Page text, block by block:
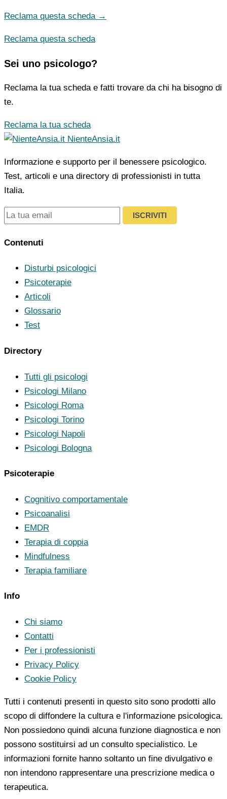
Reclama questa scheda →
Reclama questa scheda
Sei uno psicologo?
Reclama la tua scheda e fatti trovare da chi ha bisogno di
te.
Reclama la tua scheda
NienteAnsia.it
Informazione e supporto per il benessere psicologico.
Test, articoli e una directory di professionisti in tutta
Italia.
ISCRIVITI
Contenuti
Disturbi psicologici
Psicoterapie
Articoli
Glossario
Test
Directory
Tutti gli psicologi
Psicologi Milano
Psicologi Roma
Psicologi Torino
Psicologi Napoli
Psicologi Bologna
Psicoterapie
Cognitivo comportamentale
Psicoanalisi
EMDR
Terapia di coppia
Mindfulness
Terapia familiare
Info
Chi siamo
Contatti
Per i professionisti
Privacy Policy
Cookie Policy
Tutti i contenuti presenti in questo sito sono prodotti allo
scopo di diffondere la cultura e l'informazione psicologica.
Non possiedono quindi alcuna funzione diagnostica e non
possono sostituirsi ad un consulto specialistico. Le
informazioni fornite hanno soltanto un fine divulgativo e
non intendono rappresentare una prescrizione medica o
terapeutica.